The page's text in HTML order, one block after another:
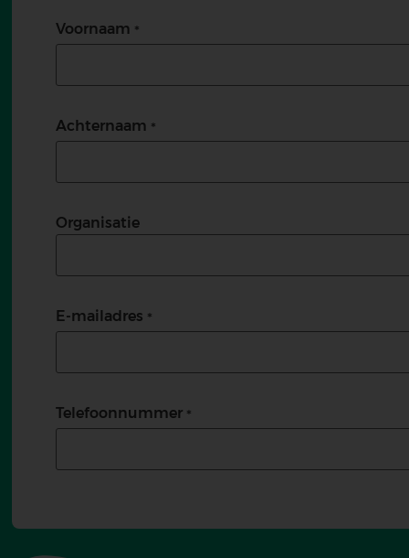
Voornaam
Achternaam
Organisatie
E-mailadres
Telefoonnummer